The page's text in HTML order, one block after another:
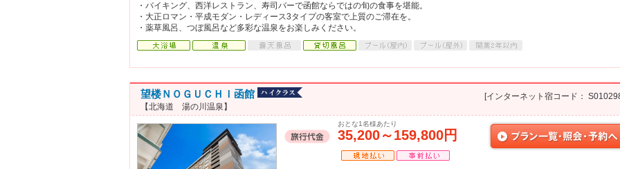
・バイキング、西洋レストラン、寿司バーで函館ならではの旬の食事を堪能。
・大正ロマン・平成モダン・レディース3タイプの客室で上質のご滞在を。
・薬草風呂、つぼ風呂など多彩な温泉をお楽しみください。
望楼ＮＯＧＵＣＨＩ函館
【北海道 湯の川温泉】
[インターネット宿コード：
おとな1名様あたり
35,200～159,800円